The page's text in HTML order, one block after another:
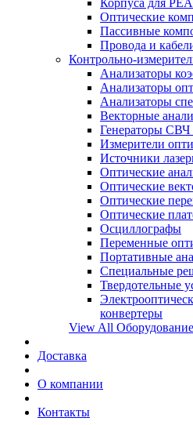
Корпуса для РЕА
Оптические
Пассивные
Провода и
Контрольно-
Анализаторы
Анализаторы
Анализаторы
Векторные
Генераторы СВЧ
Измерители
Источники
Оптические
Оптические
Оптические
Оптические
Осциллографы
Переменные
Портативные
Специальные
Твердотельные
конвертеры
View All Оборудование
Доставка
О компании
Контакты